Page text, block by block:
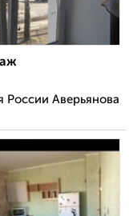
России Аверьянова